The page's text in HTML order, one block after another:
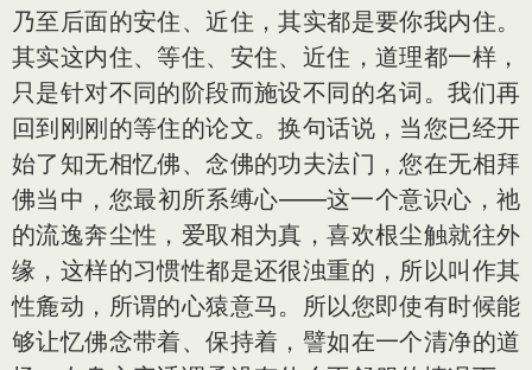
乃至后面的安住、近住，其实都是要你我内住。
其实这内住、等住、安住、近住，道理都一样，
只是针对不同的阶段而施设不同的名词。我们再
回到刚刚的等住的论文。换句话说，当您已经开
始了知无相忆佛、念佛的功夫法门，您在无相拜
佛当中，您最初所系缚心——这一个意识心，祂
的流逸奔尘性，爱取相为真，喜欢根尘触就往外
缘，这样的习惯性都是还很浊重的，所以叫作其
性麁动，所谓的心猿意马。所以您即使有时候能
够让忆佛念带着、保持着，譬如在一个清净的道